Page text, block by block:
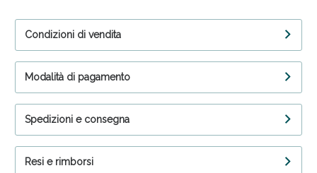
Condizioni di vendita
Modalità di pagamento
Spedizioni e consegna
Resi e rimborsi